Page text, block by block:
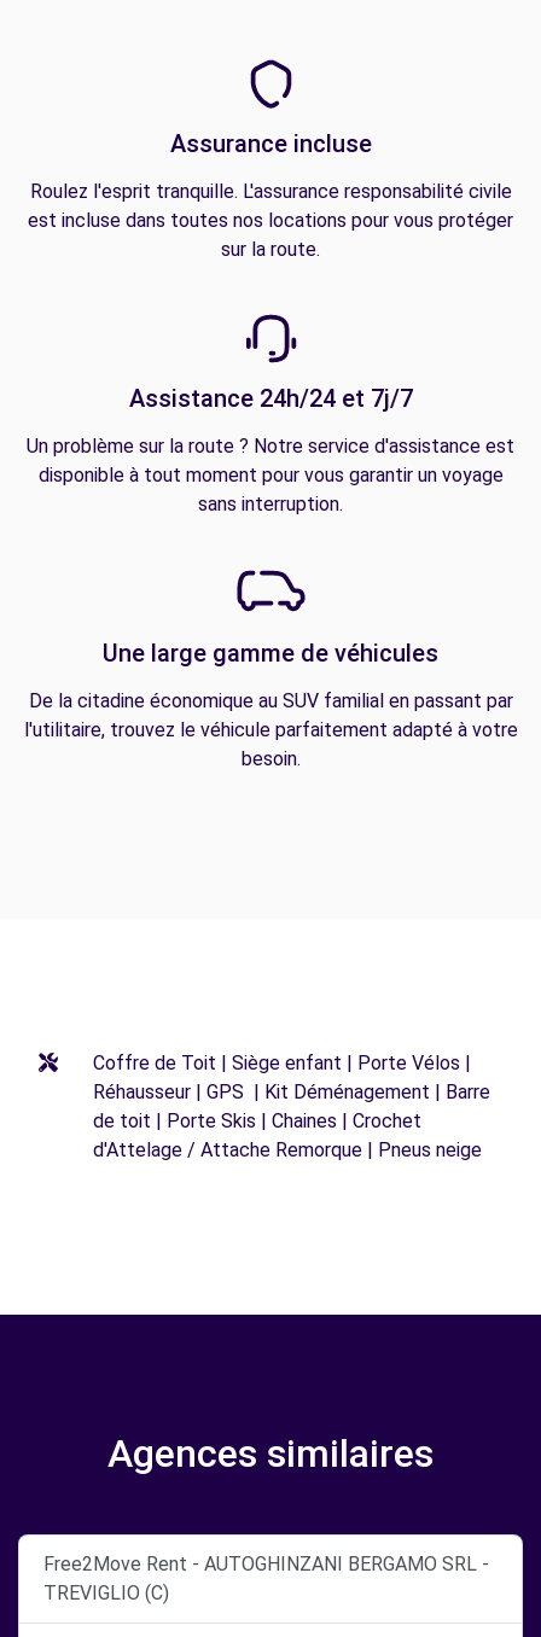
Assurance incluse
Roulez l'esprit tranquille. L'assurance responsabilité civile
est incluse dans toutes nos locations pour vous protéger
sur la route.
Assistance 24h/24 et 7j/7
Un problème sur la route ? Notre service d'assistance est
disponible à tout moment pour vous garantir un voyage
sans interruption.
Une large gamme de véhicules
De la citadine économique au SUV familial en passant par
l'utilitaire, trouvez le véhicule parfaitement adapté à votre
besoin.
Coffre de Toit | Siège enfant | Porte Vélos |
Réhausseur | GPS | Kit Déménagement | Barre
de toit | Porte Skis | Chaines | Crochet
d'Attelage / Attache Remorque | Pneus neige
Agences similaires
Free2Move Rent - AUTOGHINZANI BERGAMO SRL -
TREVIGLIO (C)